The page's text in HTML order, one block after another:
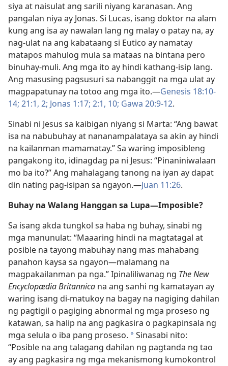
siya at naisulat ang sarili niyang karanasan. Ang
pangalan niya ay Jonas. Si Lucas, isang doktor na alam
kung ang isa ay nawalan lang ng malay o patay na, ay
nag-ulat na ang kabataang si Eutico ay namatay
matapos mahulog mula sa mataas na bintana pero
binuhay-muli. Ang mga ito ay hindi kathang-isip lang.
Ang masusing pagsusuri sa nabanggit na mga ulat ay
magpapatunay na totoo ang mga ito.​—Genesis 18:10-
14; 21:1, 2; Jonas 1:17; 2:1, 10; Gawa 20:9-12.
Sinabi ni Jesus sa kaibigan niyang si Marta: “Ang bawat
isa na nabubuhay at nananampalataya sa akin ay hindi
na kailanman mamamatay.” Sa waring imposibleng
pangakong ito, idinagdag pa ni Jesus: “Pinaniniwalaan
mo ba ito?” Ang mahalagang tanong na iyan ay dapat
din nating pag-isipan sa ngayon.​—Juan 11:26.
Buhay na Walang Hanggan sa Lupa​—Imposible?
Sa isang akda tungkol sa haba ng buhay, sinabi ng
mga manunulat: “Maaaring hindi na magtatagal at
posible na tayong mabuhay nang mas mahabang
panahon kaysa sa ngayon​—malamang na
magpakailanman pa nga.” Ipinaliliwanag ng The New
Encyclopædia Britannica na ang sanhi ng kamatayan ay
waring isang di-matukoy na bagay na nagiging dahilan
ng pagtigil o pagiging abnormal ng mga proseso ng
katawan, sa halip na ang pagkasira o pagkapinsala ng
mga selula o iba pang proseso. aSinasabi nito:
“Posible na ang talagang dahilan ng pagtanda ng tao
ay ang pagkasira ng mga mekanismong kumokontrol